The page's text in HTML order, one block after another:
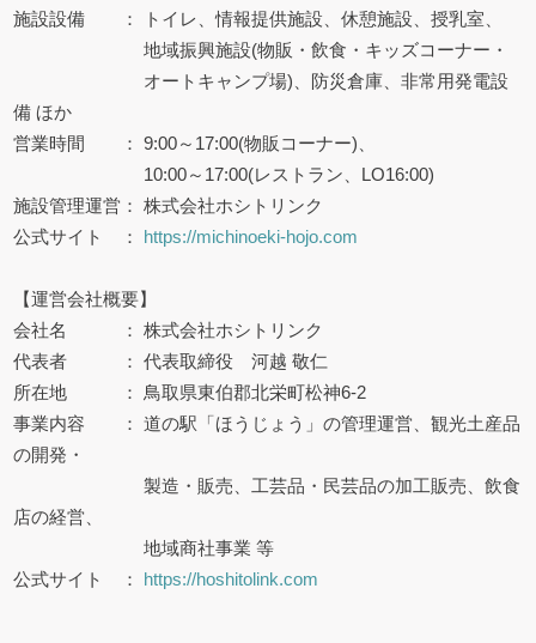
施設設備 ： トイレ、情報提供施設、休憩施設、授乳室、
地域振興施設(物販・飲食・キッズコーナー・
オートキャンプ場)、防災倉庫、非常用発電設
備 ほか
営業時間 ： 9:00～17:00(物販コーナー)、
10:00～17:00(レストラン、LO16:00)
施設管理運営： 株式会社ホシトリンク
公式サイト ： https://michinoeki-hojo.com
【運営会社概要】
会社名 ： 株式会社ホシトリンク
代表者 ： 代表取締役 河越 敬仁
所在地 ： 鳥取県東伯郡北栄町松神6-2
事業内容 ： 道の駅「ほうじょう」の管理運営、観光土産品
の開発・
製造・販売、工芸品・民芸品の加工販売、飲食
店の経営、
地域商社事業 等
公式サイト ： https://hoshitolink.com